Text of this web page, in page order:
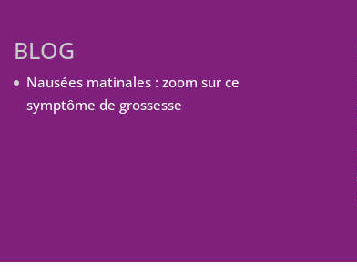
BLOG
Nausées matinales : zoom sur ce
symptôme de grossesse